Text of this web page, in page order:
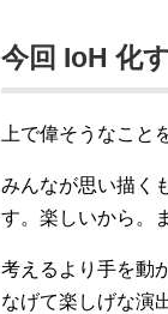
今回 IoH 化
上で偉そうなこと
みんなが思い描く
す。楽しいから。
考えるより手を動
なげて楽しげな演